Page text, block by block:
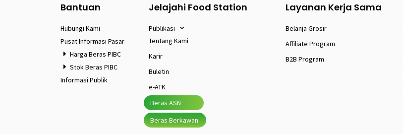
Bantuan
Hubungi Kami
Pusat Informasi Pasar
Harga Beras PIBC
Stok Beras PIBC
Informasi Publik
Jelajahi Food Station
Publikasi
Tentang Kami
Karir
Buletin
e-ATK
Beras ASN
Beras Berkawan
Layanan Kerja Sama
Belanja Grosir
Affiliate Program
B2B Program